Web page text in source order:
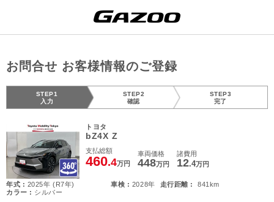
お問合せ お客様情報のご登録
STEP1
入力
STEP2
確認
STEP3
完了
トヨタ
bZ4X Z
支払総額
460.4万円
車両価格
448万円
諸費用
12.4万円
年式 : 2025年 (R7年) 車検 : 2028年 走行距離 :
841km
カラー : シルバー